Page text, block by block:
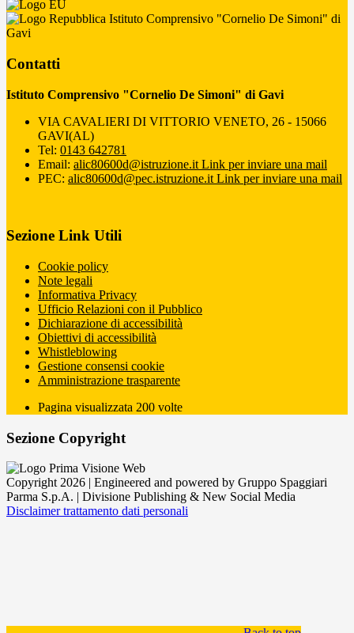
Istituto Comprensivo "Cornelio De Simoni" di
Gavi
Contatti
Istituto Comprensivo "Cornelio De Simoni" di Gavi
VIA CAVALIERI DI VITTORIO VENETO, 26 - 15066
GAVI(AL)
Tel: 0143 642781
Email: alic80600d@istruzione.it Link per inviare una mail
PEC: alic80600d@pec.istruzione.it Link per inviare una mail
Sezione Link Utili
Cookie policy
Note legali
Informativa Privacy
Ufficio Relazioni con il Pubblico
Dichiarazione di accessibilità
Obiettivi di accessibilità
Whistleblowing
Gestione consensi cookie
Amministrazione trasparente
Pagina visualizzata 200 volte
Sezione Copyright
Copyright 2026 | Engineered and powered by Gruppo Spaggiari
Parma S.p.A. | Divisione Publishing & New Social Media
Disclaimer trattamento dati personali